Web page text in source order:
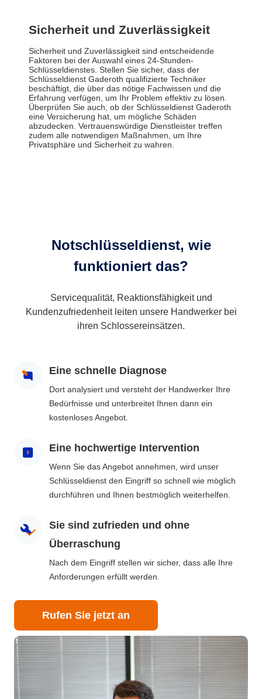
Sicherheit und Zuverlässigkeit
Sicherheit und Zuverlässigkeit sind entscheidende
Faktoren bei der Auswahl eines 24-Stunden-
Schlüsseldienstes. Stellen Sie sicher, dass der
Schlüsseldienst Gaderoth qualifizierte Techniker
beschäftigt, die über das nötige Fachwissen und die
Erfahrung verfügen, um Ihr Problem effektiv zu lösen.
Überprüfen Sie auch, ob der Schlüsseldienst Gaderoth
eine Versicherung hat, um mögliche Schäden
abzudecken. Vertrauenswürdige Dienstleister treffen
zudem alle notwendigen Maßnahmen, um Ihre
Privatsphäre und Sicherheit zu wahren.
Notschlüsseldienst, wie
funktioniert das?
Servicequalität, Reaktionsfähigkeit und
Kundenzufriedenheit leiten unsere Handwerker bei
ihren Schlossereinsätzen.
Eine schnelle Diagnose
Dort analysiert und versteht der Handwerker Ihre
Bedürfnisse und unterbreitet Ihnen dann ein
kostenloses Angebot.
Eine hochwertige Intervention
Wenn Sie das Angebot annehmen, wird unser
Schlüsseldienst den Eingriff so schnell wie möglich
durchführen und Ihnen bestmöglich weiterhelfen.
Sie sind zufrieden und ohne
Überraschung
Nach dem Eingriff stellen wir sicher, dass alle Ihre
Anforderungen erfüllt werden.
Rufen Sie jetzt an